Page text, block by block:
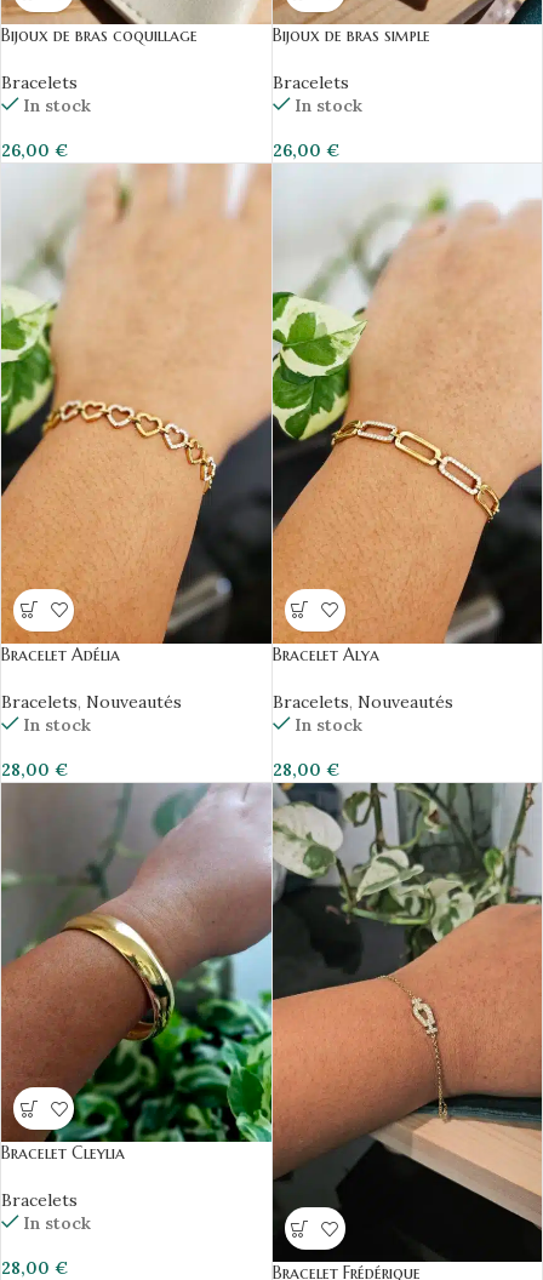
Bijoux de bras coquillage
Bracelets
In stock
26,00 €
Bijoux de bras simple
Bracelets
In stock
26,00 €
Bracelet Adélia
Bracelets, Nouveautés
In stock
28,00 €
Bracelet Alya
Bracelets, Nouveautés
In stock
28,00 €
Bracelet Cleylia
Bracelets
In stock
28,00 € Bracelet Frédérique